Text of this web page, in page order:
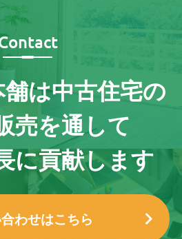
舗は中古住宅の
売を通して
に貢献します
わせはこちら